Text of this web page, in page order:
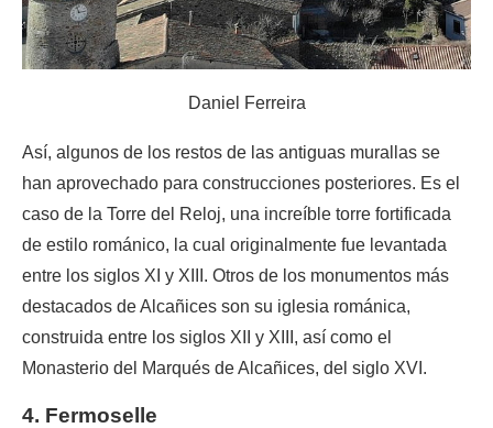
Daniel Ferreira
Así, algunos de los restos de las antiguas murallas se
han aprovechado para construcciones posteriores. Es el
caso de la Torre del Reloj, una increíble torre fortificada
de estilo románico, la cual originalmente fue levantada
entre los siglos XI y XIII. Otros de los monumentos más
destacados de Alcañices son su iglesia románica,
construida entre los siglos XII y XIII, así como el
Monasterio del Marqués de Alcañices, del siglo XVI.
4. Fermoselle